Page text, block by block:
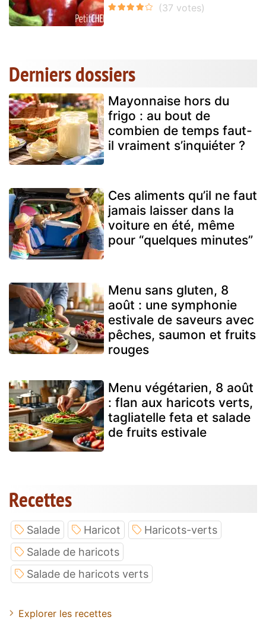
Derniers dossiers
Mayonnaise hors du
frigo : au bout de
combien de temps faut-
il vraiment s’inquiéter ?
Ces aliments qu’il ne faut
jamais laisser dans la
voiture en été, même
pour “quelques minutes”
Menu sans gluten, 8
août : une symphonie
estivale de saveurs avec
pêches, saumon et fruits
rouges
Menu végétarien, 8 août
: flan aux haricots verts,
tagliatelle feta et salade
de fruits estivale
Recettes
Salade Haricot
Haricots-verts
Salade de haricots
Salade de haricots verts
Explorer les recettes